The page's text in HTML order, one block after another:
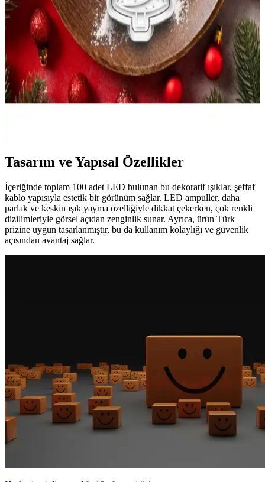
Yılbaşı temalı kurabiye kalıbı seti, çeşitli figürlerle yılbaşı
kutlamalarına renk katarken, dayanıklı ve sağlıklı malzemeleriyle
kolay kullanım sağlar. Detaylı tasarımıyla mutfağınıza eğlence
getirir.
Yılbaşı ve Noel Temalı Kurabiye Kalıbı Seti Pratik
ve Eğlenceli Kullanım İçin
Sevimli Noel Baba ve yılbaşı temalı kurabiye kalıbı seti, yüksek
Tasarım ve Yapısal Özellikler
İçeriğinde toplam 100 adet LED bulunan bu dekoratif ışıklar, şeffaf
kablo yapısıyla estetik bir görünüm sağlar. LED ampuller, daha
parlak ve keskin ışık yayma özelliğiyle dikkat çekerken, çok renkli
dizilimleriyle görsel açıdan zenginlik sunar. Ayrıca, ürün Türk
prizine uygun tasarlanmıştır, bu da kullanım kolaylığı ve güvenlik
açısından avantaj sağlar.